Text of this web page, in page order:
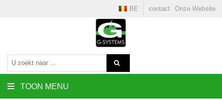
contact Onze Website
BE
TOON MENU